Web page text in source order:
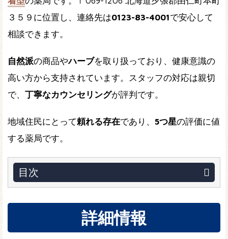
３５９に位置し、連絡先は0123-83-4001で安心して
相談できます。
自然派の商品やハーブを取り扱っており、健康意識の
高い方から支持されています。スタッフの対応は親切
で、 丁寧なカウンセリングが評判です。
地域住民にとって頼れる存在であり、 5つ星の評価に値
する薬局です。
目次
詳細情報